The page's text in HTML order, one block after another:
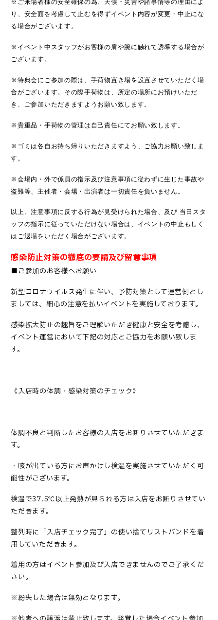
※ご来場者様の安全確保の為、天候・災害や諸事情等の理由によ
り、安全面を考慮して止むを得ずイベント内容が変更・中止にな
る場合がございます。
※イベント中スタッフがお客様の肩や腕に触れて誘導する場合が
ございます。
※特典会にご参加の際は、手荷物置き場を設置させていただく場
合がございます。その際手荷物は、所定の場所にお預けいただ
き、ご参加いただきますようお願い致します。
※貴重品・手荷物の管理は自己責任にてお願い致します。
※ゴミは各自お持ち帰りいただきますよう、ご協力お願い致しま
す。
※会場内・外で係員の指示及び注意事項に従わずに生じた事故や
盗難等、主催者・会場・出演者は一切責任を負いません。
以上、注意事項に反する行為が見受けられた場合、及び 当日スタ
ッフの指示に従っていただけない場合は、イベントの中止もしく
はご退場をいただく場合がございます。
感染防止対策の徹底の要請及び留意事項
■ご参加のお客様へお願い
新型コロナウイルス発生に伴い、予防対策として運営側とし
ましては、細心の注意を払いイベントを実施しております。
感染拡大防止の趣旨をご理解いただき健康と安全を考慮し、
イベント運営において下記の対応とご協力をお願い致しま
す。
《入店時の体調・感染対策のチェック》
体調不良と判断したお客様の入店をお断りさせていただきま
す。
・咳が出ている方にお声かけし検温を実施させていただく可
能性がございます。
検温で37.5℃以上発熱が見られる方は入店をお断りさせてい
ただきます。
整列時に「入店チェック完了」の使い捨てリストバンドを着
用していただきます。
着用の方はイベント参加及び入店できませんのでご了承くだ
さい。
※紛失した場合は無効となります。